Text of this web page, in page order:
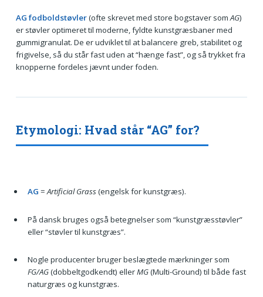
AG fodboldstøvler(ofte skrevet med store bogstaver somAG)
er støvler optimeret til moderne, fyldte kunstgræsbaner med
gummigranulat. De er udviklet til at balancere greb, stabilitet og
frigivelse, så du står fast uden at “hænge fast”, og så trykket fra
knopperne fordeles jævnt under foden.
Etymologi: Hvad står “AG” for?
AG =Artificial Grass(engelsk for kunstgræs).
På dansk bruges også betegnelser som “kunstgræsstøvler”
eller “støvler til kunstgræs”.
Nogle producenter bruger beslægtede mærkninger som
FG/AG(dobbeltgodkendt) ellerMG(Multi-Ground) til både fast
naturgræs og kunstgræs.